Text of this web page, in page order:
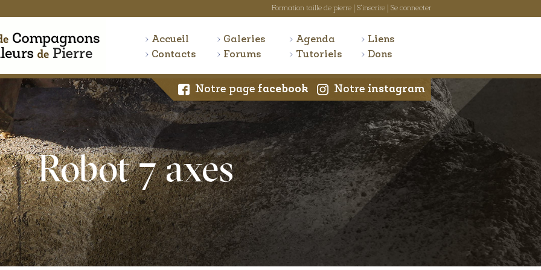
Formation taille de pierre S'inscrire Se connecter
Accueil Galeries Agenda
Liens
Contacts
Forums Tutoriels Dons
Notre page facebook Notre instagram
Robot 7 axes